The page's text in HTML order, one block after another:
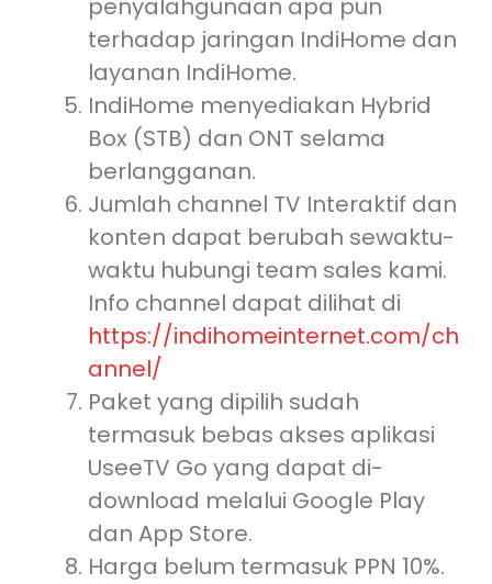
penyalahgunaan apa pun
terhadap jaringan IndiHome dan
layanan IndiHome.
IndiHome menyediakan Hybrid
Box (STB) dan ONT selama
berlangganan.
Jumlah channel TV Interaktif dan
konten dapat berubah sewaktu-
waktu hubungi team sales kami.
Info channel dapat dilihat di
https://indihomeinternet.com/ch
annel/
Paket yang dipilih sudah
termasuk bebas akses aplikasi
UseeTV Go yang dapat di-
download melalui Google Play
dan App Store.
Harga belum termasuk PPN 10%.